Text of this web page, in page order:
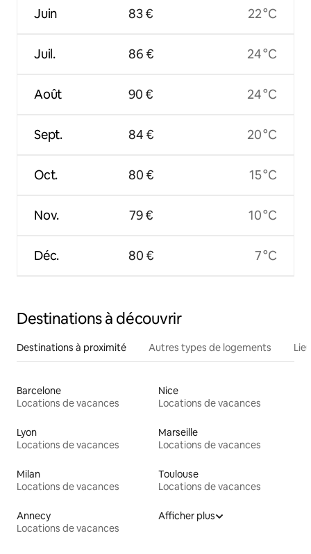
Juin
Juil.
Août
Sept.
Oct.
Nov.
Déc.
83 €
86 €
90 €
84 €
80 €
79 €
80 €
22 °C
24 °C
24 °C
20 °C
15 °C
10 °C
7 °C
Destinations à découvrir
Destinations à proximité Autres types de logements
Barcelone
Locations de vacances
Nice
Locations de vacances
Lyon
Locations de vacances
Marseille
Locations de vacances
Milan
Locations de vacances
Toulouse
Locations de vacances
Annecy
Locations de vacances
Afficher plus